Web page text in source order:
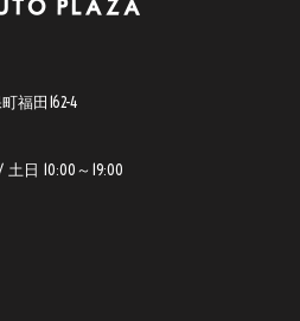
福田162-4
日 10:00～19:00